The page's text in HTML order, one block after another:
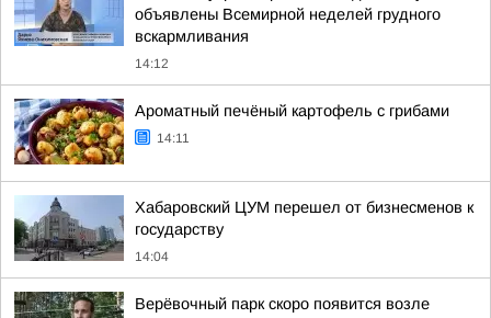
объявлены Всемирной неделей грудного
вскармливания
14:12
Ароматный печёный картофель с грибами
14:11
Хабаровский ЦУМ перешел от бизнесменов к
государству
14:04
Верёвочный парк скоро появится возле